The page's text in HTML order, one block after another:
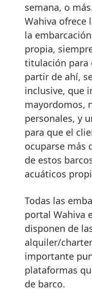
semana, o
Wahiva ofrece
la
propia,
titulación para
partir de ahí,
inclusive, que
mayordomos,
personales, y
para que el
ocuparse más
de estos
acuáticos
Todas las
portal Wahiva
disponen de
alquiler/
importante
plataformas
de barco.